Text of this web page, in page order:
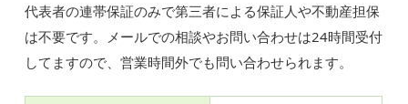
代表者の連帯保証のみで第三者による保証人や不動産担保
は不要です。メールでの相談やお問い合わせは24時間受付
してますので、営業時間外でも問い合わせられます。